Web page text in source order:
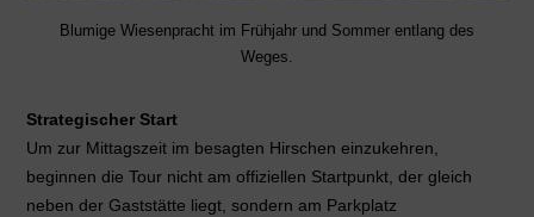
Blumige Wiesenpracht im Frühjahr und Sommer entlang des
Weges.
Strategischer Start
Um zur Mittagszeit im besagten Hirschen einzukehren,
beginnen die Tour nicht am offiziellen Startpunkt, der gleich
neben der Gaststätte liegt, sondern am Parkplatz